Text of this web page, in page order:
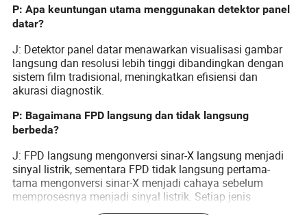
P: Apa keuntungan utama menggunakan detektor panel
datar?
J: Detektor panel datar menawarkan visualisasi gambar
langsung dan resolusi lebih tinggi dibandingkan dengan
sistem film tradisional, meningkatkan efisiensi dan
akurasi diagnostik.
P: Bagaimana FPD langsung dan tidak langsung
berbeda?
J: FPD langsung mengonversi sinar-X langsung menjadi
sinyal listrik, sementara FPD tidak langsung pertama-
tama mengonversi sinar-X menjadi cahaya sebelum
memprosesnya menjadi sinyal listrik. Setiap jenis
memiliki keunggulan tergantung pada aplikasinya.